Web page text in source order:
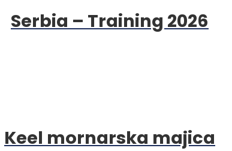
Serbia – Training 2026
Keel mornarska majica